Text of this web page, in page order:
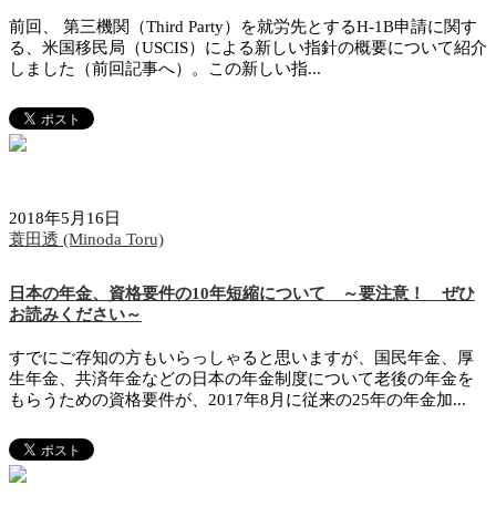
前回、 第三機関（Third Party）を就労先とするH-1B申請に関す
る、米国移民局（USCIS）による新しい指針の概要について紹介
しました（前回記事へ）。この新しい指...
2018年5月16日
蓑田透 (Minoda Toru)
日本の年金、資格要件の10年短縮について ～要注意！ ぜひ
お読みください～
すでにご存知の方もいらっしゃると思いますが、国民年金、厚
生年金、共済年金などの日本の年金制度について老後の年金を
もらうための資格要件が、2017年8月に従来の25年の年金加...